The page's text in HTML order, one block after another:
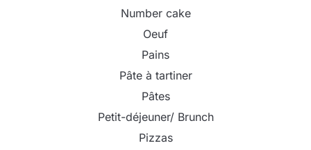
Number cake
Oeuf
Pains
Pâte à tartiner
Pâtes
Petit-déjeuner/ Brunch
Pizzas